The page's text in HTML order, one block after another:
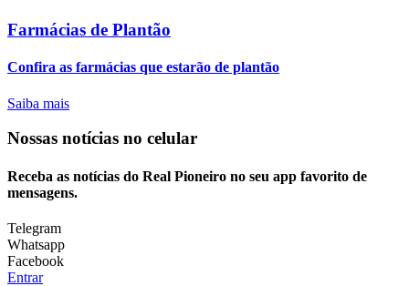
Farmácias de Plantão
Confira as farmácias que estarão de plantão
Saiba mais
Nossas notícias no celular
Receba as notícias do Real Pioneiro no seu app favorito de
mensagens.
Telegram
Whatsapp
Facebook
Entrar